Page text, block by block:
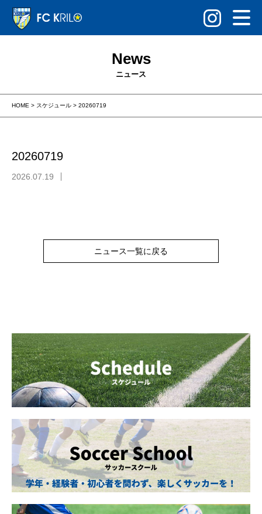
News
ニュース
HOME > スケジュール > 20260719
20260719
2026.07.19
ニュース一覧に戻る